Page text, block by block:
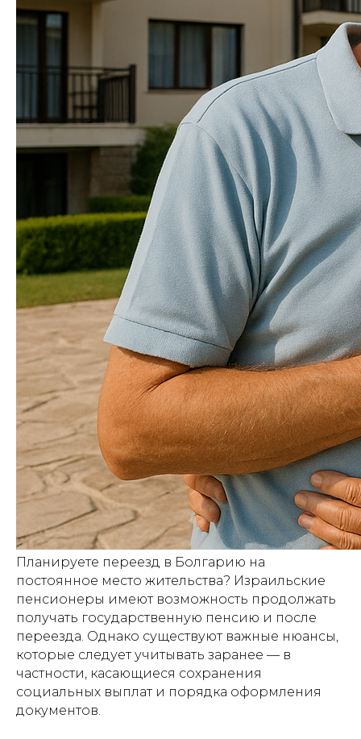
Планируете переезд в Болгарию на
постоянное место жительства? Израильские
пенсионеры имеют возможность продолжать
получать государственную пенсию и после
переезда. Однако существуют важные нюансы,
которые следует учитывать заранее — в
частности, касающиеся сохранения
социальных выплат и порядка оформления
документов.